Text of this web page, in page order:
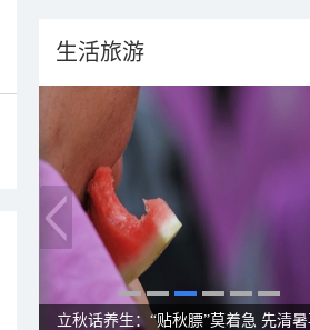
生活旅游
雨后峨眉沟壑尽显 金顶显真容